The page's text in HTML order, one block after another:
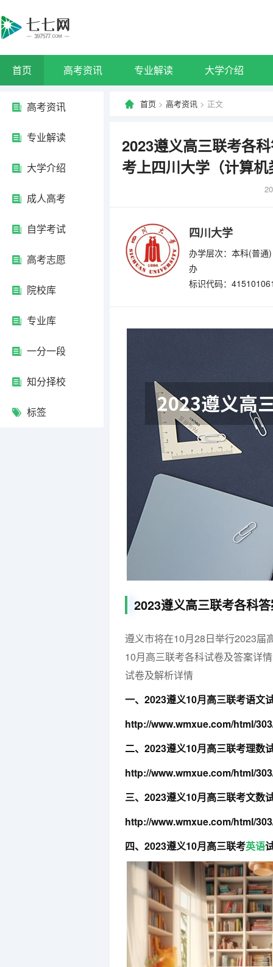
首页 高考资讯 专业解读 大学介绍
高考资讯
专业解读
大学介绍
成人高考
自学考试
高考志愿
院校库
专业库
一分一段
知分择校
标签
首页 > 高考资讯 > 正文
2023遵义高三联考各
考上四川大学（计算
四川大学
办学层次：本科(普通)
办
标识代码：
2023遵义高三联考各科
遵义市将在10月28日举行2023届
10月高三联考各科试卷及答案详
试卷及解析详情
一、2023遵义10月高三联考语文
http://www.wmxue.com/html/
二、2023遵义10月高三联考理数
http://www.wmxue.com/html/
三、2023遵义10月高三联考文数
http://www.wmxue.com/html/
四、2023遵义10月高三联考英语